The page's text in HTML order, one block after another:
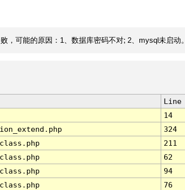
，可能的原因：1、数据库密码不对; 2、mysql未启动。
Line
14
324
211
62
94
76